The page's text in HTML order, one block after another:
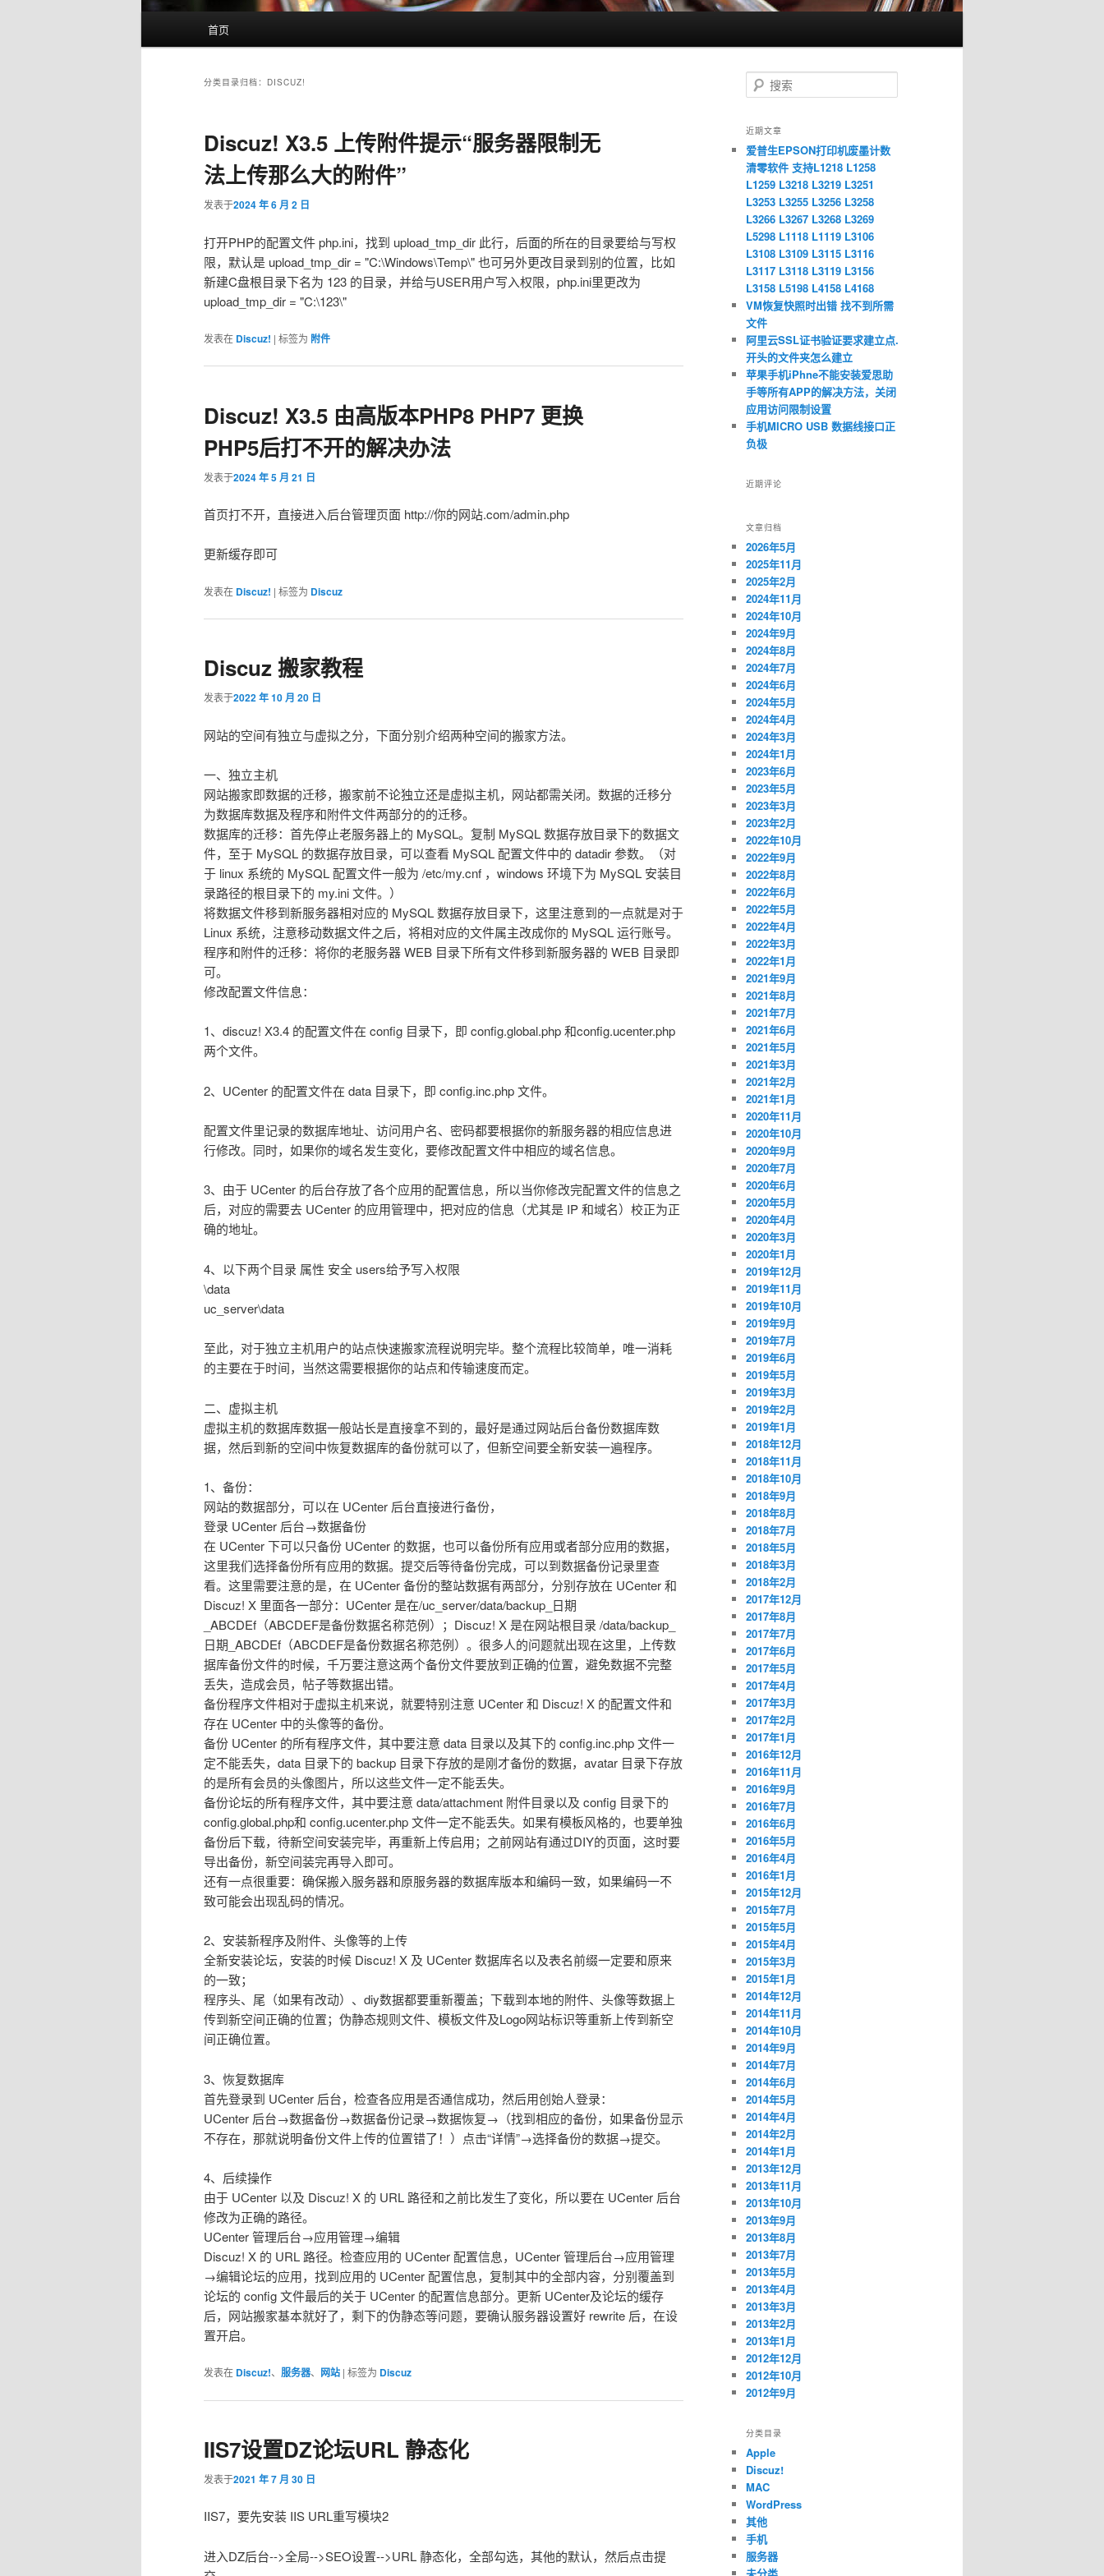
跳
内
域
跳
内
域
首页
分类目录归档： DISCUZ!
Discuz! X3.5 上传附件提示“服务器限制无
法上传那么大的附件”
发表于2024 年 6 月 2 日
打开PHP的配置文件 php.ini，找到 upload_tmp_dir 此行，后面的所在的目录要给与写权
限，默认是 upload_tmp_dir = "C:\Windows\Temp\" 也可另外更改目录到别的位置，比如
新建C盘根目录下名为 123 的目录，并给与USER用户写入权限，php.ini里更改为
upload_tmp_dir = "C:\123\"
发表在 Discuz! | 标签为 附件
Discuz! X3.5 由高版本PHP8 PHP7 更换
PHP5后打不开的解决办法
发表于2024 年 5 月 21 日
首页打不开，直接进入后台管理页面 http://你的网站.com/admin.php
更新缓存即可
发表在 Discuz! | 标签为 Discuz
Discuz 搬家教程
发表于2022 年 10 月 20 日
网站的空间有独立与虚拟之分，下面分别介绍两种空间的搬家方法。
一、独立主机
网站搬家即数据的迁移，搬家前不论独立还是虚拟主机，网站都需关闭。数据的迁移分
为数据库数据及程序和附件文件两部分的的迁移。
数据库的迁移：首先停止老服务器上的 MySQL。复制 MySQL 数据存放目录下的数据文
件，至于 MySQL 的数据存放目录，可以查看 MySQL 配置文件中的 datadir 参数。（对
于 linux 系统的 MySQL 配置文件一般为 /etc/my.cnf ，windows 环境下为 MySQL 安装目
录路径的根目录下的 my.ini 文件。）
将数据文件移到新服务器相对应的 MySQL 数据存放目录下，这里注意到的一点就是对于
Linux 系统，注意移动数据文件之后，将相对应的文件属主改成你的 MySQL 运行账号。
程序和附件的迁移：将你的老服务器 WEB 目录下所有文件移到新服务器的 WEB 目录即
可。
修改配置文件信息：
1、discuz! X3.4 的配置文件在 config 目录下，即 config.global.php 和config.ucenter.php
两个文件。
2、UCenter 的配置文件在 data 目录下，即 config.inc.php 文件。
配置文件里记录的数据库地址、访问用户名、密码都要根据你的新服务器的相应信息进
行修改。同时，如果你的域名发生变化，要修改配置文件中相应的域名信息。
3、由于 UCenter 的后台存放了各个应用的配置信息，所以当你修改完配置文件的信息之
后，对应的需要去 UCenter 的应用管理中，把对应的信息（尤其是 IP 和域名）校正为正
确的地址。
4、以下两个目录 属性 安全 users给予写入权限
\data
uc_server\data
至此，对于独立主机用户的站点快速搬家流程说明完毕。整个流程比较简单，唯一消耗
的主要在于时间，当然这需要根据你的站点和传输速度而定。
二、虚拟主机
虚拟主机的数据库数据一般站长是直接拿不到的，最好是通过网站后台备份数据库数
据，然后到新的空间中恢复数据库的备份就可以了，但新空间要全新安装一遍程序。
1、备份：
网站的数据部分，可以在 UCenter 后台直接进行备份，
登录 UCenter 后台→数据备份
在 UCenter 下可以只备份 UCenter 的数据，也可以备份所有应用或者部分应用的数据，
这里我们选择备份所有应用的数据。提交后等待备份完成，可以到数据备份记录里查
看。这里需要注意的是，在 UCenter 备份的整站数据有两部分，分别存放在 UCenter 和
Discuz! X 里面各一部分：UCenter 是在/uc_server/data/backup_日期
_ABCDEf（ABCDEF是备份数据名称范例）；Discuz! X 是在网站根目录 /data/backup_
日期_ABCDEf（ABCDEF是备份数据名称范例）。很多人的问题就出现在这里，上传数
据库备份文件的时候，千万要注意这两个备份文件要放到正确的位置，避免数据不完整
丢失，造成会员，帖子等数据出错。
备份程序文件相对于虚拟主机来说，就要特别注意 UCenter 和 Discuz! X 的配置文件和
存在 UCenter 中的头像等的备份。
备份 UCenter 的所有程序文件，其中要注意 data 目录以及其下的 config.inc.php 文件一
定不能丢失，data 目录下的 backup 目录下存放的是刚才备份的数据，avatar 目录下存放
的是所有会员的头像图片，所以这些文件一定不能丢失。
备份论坛的所有程序文件，其中要注意 data/attachment 附件目录以及 config 目录下的
config.global.php和 config.ucenter.php 文件一定不能丢失。如果有模板风格的，也要单独
备份后下载，待新空间安装完毕，再重新上传启用；之前网站有通过DIY的页面，这时要
导出备份，新空间装完再导入即可。
还有一点很重要：确保搬入服务器和原服务器的数据库版本和编码一致，如果编码一不
致可能会出现乱码的情况。
2、安装新程序及附件、头像等的上传
全新安装论坛，安装的时候 Discuz! X 及 UCenter 数据库名以及表名前缀一定要和原来
的一致；
程序头、尾（如果有改动）、diy数据都要重新覆盖；下载到本地的附件、头像等数据上
传到新空间正确的位置；伪静态规则文件、模板文件及Logo网站标识等重新上传到新空
间正确位置。
3、恢复数据库
首先登录到 UCenter 后台，检查各应用是否通信成功，然后用创始人登录：
UCenter 后台→数据备份→数据备份记录→数据恢复→（找到相应的备份，如果备份显示
不存在，那就说明备份文件上传的位置错了！）点击“详情”→选择备份的数据→提交。
4、后续操作
由于 UCenter 以及 Discuz! X 的 URL 路径和之前比发生了变化，所以要在 UCenter 后台
修改为正确的路径。
UCenter 管理后台→应用管理→编辑
Discuz! X 的 URL 路径。检查应用的 UCenter 配置信息，UCenter 管理后台→应用管理
→编辑论坛的应用，找到应用的 UCenter 配置信息，复制其中的全部内容，分别覆盖到
论坛的 config 文件最后的关于 UCenter 的配置信息部分。更新 UCenter及论坛的缓存
后，网站搬家基本就好了，剩下的伪静态等问题，要确认服务器设置好 rewrite 后，在设
置开启。
发表在 Discuz!、 服务器、 网站 | 标签为 Discuz
IIS7设置DZ论坛URL 静态化
发表于2021 年 7 月 30 日
IIS7，要先安装 IIS URL重写模块2
进入DZ后台-->全局-->SEO设置-->URL 静态化，全部勾选，其他的默认，然后点击提
搜
索
近期文章
爱普生EPSON打印机废墨计数
清零软件 支持L1218 L1258
L1259 L3218 L3219 L3251
L3253 L3255 L3256 L3258
L3266 L3267 L3268 L3269
L5298 L1118 L1119 L3106
L3108 L3109 L3115 L3116
L3117 L3118 L3119 L3156
L3158 L5198 L4158 L4168
VM恢复快照时出错 找不到所需
文件
阿里云SSL证书验证要求建立点.
开头的文件夹怎么建立
苹果手机iPhne不能安装爱思助
手等所有APP的解决方法，关闭
应用访问限制设置
手机MICRO USB 数据线接口正
负极
近期评论
文章归档
2026年5月
2025年11月
2025年2月
2024年11月
2024年10月
2024年9月
2024年8月
2024年7月
2024年6月
2024年5月
2024年4月
2024年3月
2024年1月
2023年6月
2023年5月
2023年3月
2023年2月
2022年10月
2022年9月
2022年8月
2022年6月
2022年5月
2022年4月
2022年3月
2022年1月
2021年9月
2021年8月
2021年7月
2021年6月
2021年5月
2021年3月
2021年2月
2021年1月
2020年11月
2020年10月
2020年9月
2020年7月
2020年6月
2020年5月
2020年4月
2020年3月
2020年1月
2019年12月
2019年11月
2019年10月
2019年9月
2019年7月
2019年6月
2019年5月
2019年3月
2019年2月
2019年1月
2018年12月
2018年11月
2018年10月
2018年9月
2018年8月
2018年7月
2018年5月
2018年3月
2018年2月
2017年12月
2017年8月
2017年7月
2017年6月
2017年5月
2017年4月
2017年3月
2017年2月
2017年1月
2016年12月
2016年11月
2016年9月
2016年7月
2016年6月
2016年5月
2016年4月
2016年1月
2015年12月
2015年7月
2015年5月
2015年4月
2015年3月
2015年1月
2014年12月
2014年11月
2014年10月
2014年9月
2014年7月
2014年6月
2014年5月
2014年4月
2014年2月
2014年1月
2013年12月
2013年11月
2013年10月
2013年9月
2013年8月
2013年7月
2013年5月
2013年4月
2013年3月
2013年2月
2013年1月
2012年12月
2012年10月
2012年9月
分类目录
Apple
Discuz!
MAC
WordPress
其他
手机
服务器